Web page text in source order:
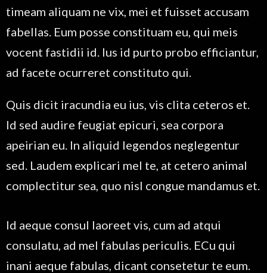
timeam aliquam ne vix, mei et fuisset accusam
fabellas. Eum posse constituam eu, qui meis
vocent fastidii id. Ius id purto probo efficiantur,
ad facete ocurreret constituto qui.
Quis dicit iracundia eu ius, vis clita ceteros et.
Id sed audire feugiat epicuri, sea corpora
apeirian eu. In aliquid legendos neglegentur
sed. Laudem explicari mel te, at cetero animal
complectitur sea, quo nisl congue mandamus et.
Id aeque consul laoreet vis, cum ad atqui
consulatu, ad mel fabulas periculis. ECu qui
inani aeque fabulas, dicant consetetur te eum.